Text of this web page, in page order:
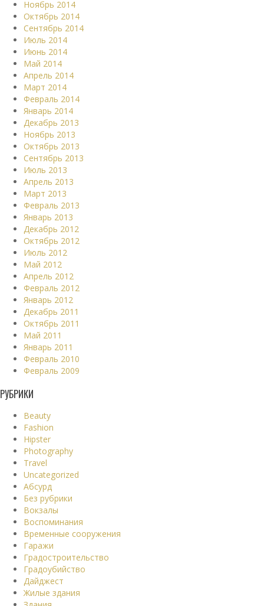
Ноябрь 2014
Октябрь 2014
Сентябрь 2014
Июль 2014
Июнь 2014
Май 2014
Апрель 2014
Март 2014
Февраль 2014
Январь 2014
Декабрь 2013
Ноябрь 2013
Октябрь 2013
Сентябрь 2013
Июль 2013
Апрель 2013
Март 2013
Февраль 2013
Январь 2013
Декабрь 2012
Октябрь 2012
Июль 2012
Май 2012
Апрель 2012
Февраль 2012
Январь 2012
Декабрь 2011
Октябрь 2011
Май 2011
Январь 2011
Февраль 2010
Февраль 2009
РУБРИКИ
Beauty
Fashion
Hipster
Photography
Travel
Uncategorized
Абсурд
Без рубрики
Вокзалы
Воспоминания
Временные сооружения
Гаражи
Градостроительство
Градоубийство
Дайджест
Жилые здания